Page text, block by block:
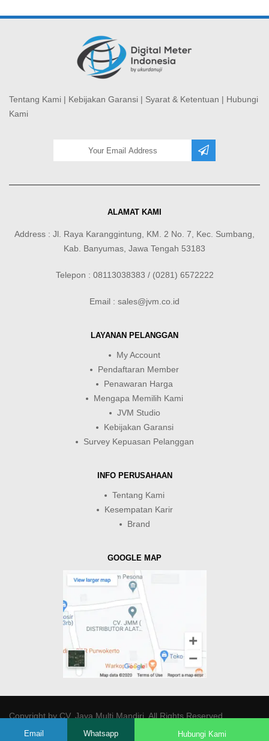
Tentang Kami | Kebijakan Garansi | Syarat & Ketentuan | Hubungi
Kami
ALAMAT KAMI
Address : Jl. Raya Karanggintung, KM. 2 No. 7, Kec. Sumbang,
Kab. Banyumas, Jawa Tengah 53183
Telepon : 08113038383 / (0281) 6572222
Email : sales@jvm.co.id
LAYANAN PELANGGAN
My Account
Pendaftaran Member
Penawaran Harga
Mengapa Memilih Kami
JVM Studio
Kebijakan Garansi
Survey Kepuasan Pelanggan
INFO PERUSAHAAN
Tentang Kami
Kesempatan Karir
Brand
GOOGLE MAP
Copyright byCV. Java Multi Mandiri. All Rights Reserved.
Email Whatsapp Hubungi Kami